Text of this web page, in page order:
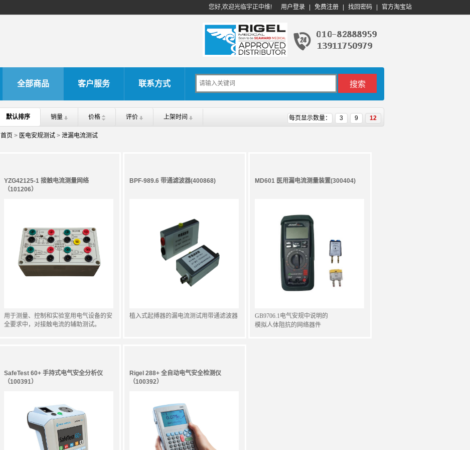
您好,欢迎光临宇正中维! 用户登录 免费注册 找回密码 官方淘宝站
全部商品 客户服务 联系方式
默认排序 销量 价格 评价 上架时间 每页显示数量： 3 9 12
首页 > 医电安规测试 > 泄漏电流测试
YZG42125-1 接触电流测量网络
（101206）
用于测量、控制和实验室用电气设备的安
全要求中，对接触电流的辅助测试。
BPF-989.6 带通滤波器(400868)
植入式起搏器的漏电流测试用带通滤波器
MD601 医用漏电流测量装置(300404)
GB9706.1电气安规中说明的
模拟人体阻抗的网络器件
SafeTest 60+ 手持式电气安全分析仪
（100391）
Rigel 288+ 全自动电气安全检测仪
（100392）